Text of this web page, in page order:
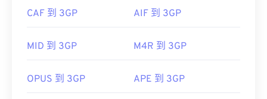
初始發佈時間：
3GP 是一種靈活的檔案格式，支援透過 3GPP
CAF 到 3GP AIF 到 3GP
MID 到 3GP M4R 到 3GP
OPUS 到 3GP APE 到 3GP